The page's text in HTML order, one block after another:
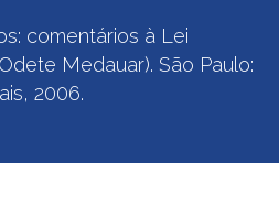
comentários à Lei
Medauar). São Paulo:
2006.